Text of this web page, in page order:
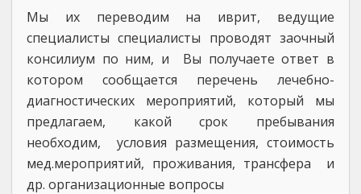
Мы их переводим на иврит, ведущие
специалисты специалисты проводят заочный
консилиум по ним, и Вы получаете ответ в
котором сообщается перечень лечебно-
диагностических мероприятий, который мы
предлагаем, какой срок пребывания
необходим, условия размещения, стоимость
мед.мероприятий, проживания, трансфера и
др. организационные вопросы